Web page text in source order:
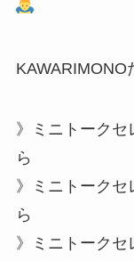
》ミニトークセ
ら
》ミニトークセ
ら
》ミニトークセ